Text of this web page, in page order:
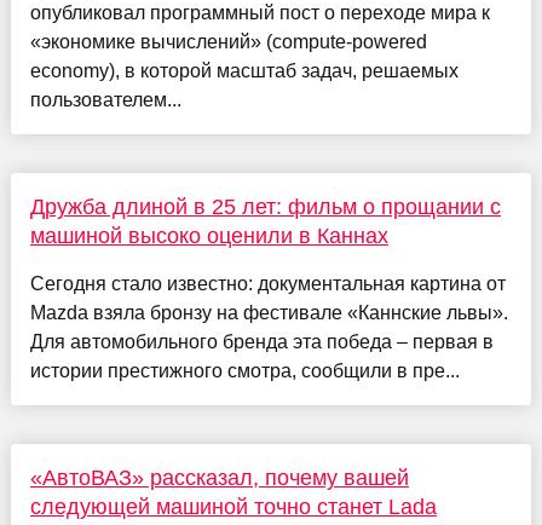
опубликовал программный пост о переходе мира к
«экономике вычислений» (compute-powered
economy), в которой масштаб задач, решаемых
пользователем...
Дружба длиной в 25 лет: фильм о прощании с
машиной высоко оценили в Каннах
Сегодня стало известно: документальная картина от
Mazda взяла бронзу на фестивале «Каннские львы».
Для автомобильного бренда эта победа – первая в
истории престижного смотра, сообщили в пре...
«АвтоВАЗ» рассказал, почему вашей
следующей машиной точно станет Lada